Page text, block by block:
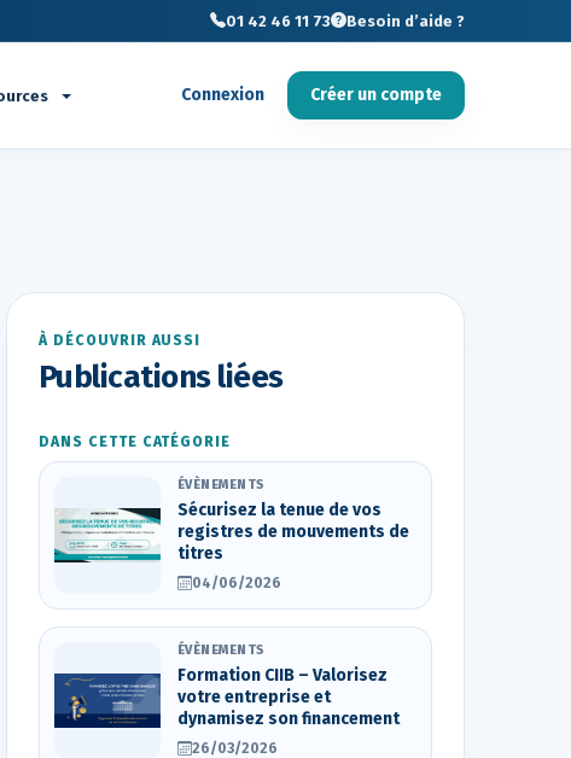
01 42 46 11 73 Besoin d’aide ?
Connexion Créer un compte
À DÉCOUVRIR AUSSI
Publications liées
DANS CETTE CATÉGORIE
ÉVÈNEMENTS
Sécurisez la tenue de vos
registres de mouvements de
titres
04/06/2026
ÉVÈNEMENTS
Formation CIIB – Valorisez
votre entreprise et
dynamisez son financement
26/03/2026